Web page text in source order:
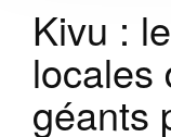
Kivu :
locales
géants